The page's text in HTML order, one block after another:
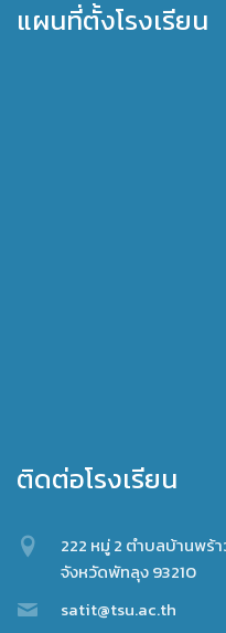
แผนที่ตั้งโรงเรียน
ติดต่อโรงเรียน
222 หมู่ 2 ตำบลบ้านพร้
จังหวัดพัทลุง 93210
satit@tsu.ac.th